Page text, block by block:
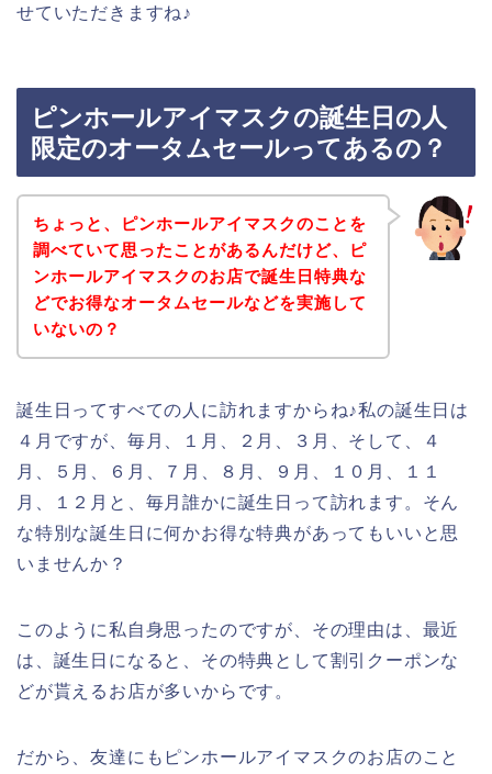
せていただきますね♪
ピンホールアイマスクの誕生日の人
限定のオータムセールってあるの？
ちょっと、ピンホールアイマスクのことを
調べていて思ったことがあるんだけど、ピ
ンホールアイマスクのお店で誕生日特典な
どでお得なオータムセールなどを実施して
いないの？
誕生日ってすべての人に訪れますからね♪私の誕生日は
４月ですが、毎月、１月、２月、３月、そして、４
月、５月、６月、７月、８月、９月、１０月、１１
月、１２月と、毎月誰かに誕生日って訪れます。そん
な特別な誕生日に何かお得な特典があってもいいと思
いませんか？
このように私自身思ったのですが、その理由は、最近
は、誕生日になると、その特典として割引クーポンな
どが貰えるお店が多いからです。
だから、友達にもピンホールアイマスクのお店のこと